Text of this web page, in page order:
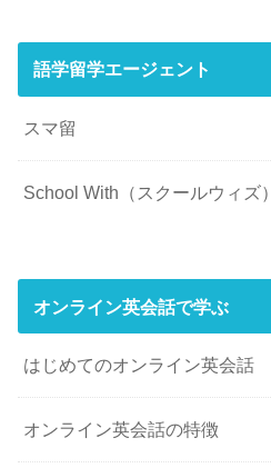
語学留学エージェント
スマ留
School With（スクールウィズ）
オンライン英会話で学ぶ
はじめてのオンライン英会話
オンライン英会話の特徴